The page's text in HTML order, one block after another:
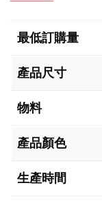
最低訂購量
產品尺寸
物料
產品顏色
生產時間